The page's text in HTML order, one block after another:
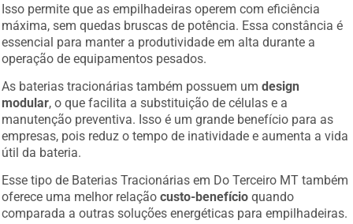
Isso permite que as empilhadeiras operem com eficiência
máxima, sem quedas bruscas de potência. Essa constância é
essencial para manter a produtividade em alta durante a
operação de equipamentos pesados.
As baterias tracionárias também possuem umdesign
modular , o que facilita a substituição de células e a
manutenção preventiva. Isso é um grande benefício para as
empresas, pois reduz o tempo de inatividade e aumenta a vida
útil da bateria.
Esse tipo de Baterias Tracionárias em Do Terceiro MT também
oferece uma melhor relaçãocusto-benefício quando
comparada a outras soluções energéticas para empilhadeiras.